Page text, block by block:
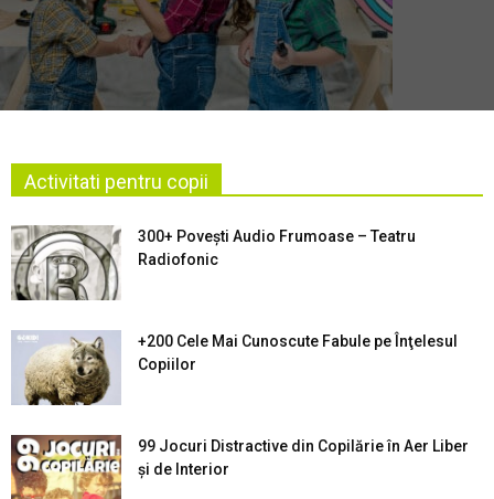
Activitati pentru copii
300+ Povești Audio Frumoase – Teatru
Radiofonic
+200 Cele Mai Cunoscute Fabule pe Înţelesul
Copiilor
99 Jocuri Distractive din Copilărie în Aer Liber
şi de Interior